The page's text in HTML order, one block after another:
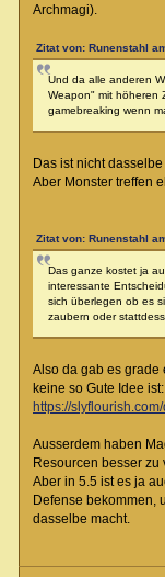
Archmagi).
Zitat von: Runenstahl
Und da alle anderen
Weapon" mit höheren
gamebreaking wenn
Das ist nicht
Aber Monster treffen
Zitat von: Runenstahl
Das ganze kostet ja
interessante
sich überlegen ob es
zaubern oder
Also da gab es grade
keine so Gute Idee ist:
https://
Ausserdem haben
Resourcen besser zu
Aber in 5.5 ist es ja
Defense bekommen,
dasselbe macht.